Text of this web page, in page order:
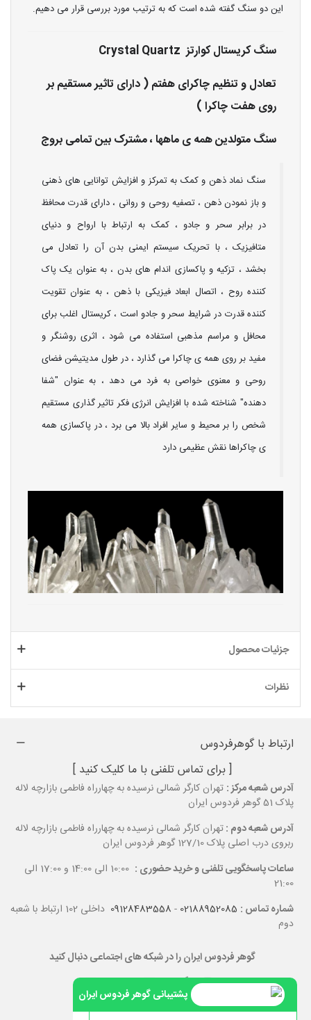
این دو سنگ گفته شده است که به ترتیب مورد بررسی قرار می دهیم.
سنگ کریستال کوارتز Crystal Quartz
تعادل و تنظیم چاکرای هفتم ( دارای تاثیر مستقیم بر
روی هفت چاکرا )
سنگ متولدین همه ی ماهها ، مشترک بین تمامی بروج
سنگ نماد ذهن و کمک به تمرکز و افزایش توانایی های ذهنی
و باز نمودن ذهن ، تصفیه روحی و روانی ، دارای قدرت محافظ
در برابر سحر و جادو ، کمک به ارتباط با ارواح و دنیای
متافیزیک ، با تحریک سیستم ایمنی بدن آن را تعادل می
بخشد ، تزکیه و پاکسازی اندام های بدن ، به عنوان یک پاک
کننده روح ، اتصال ابعاد فیزیکی با ذهن ، به عنوان تقویت
کننده قدرت در شرایط سحر و جادو است ، کریستال اغلب برای
محافل و مراسم مذهبی استفاده می شود ، اثری روشنگر و
مفید بر روی همه ی چاکرا می گذارد ، در طول مدیتیشن فضای
روحی و معنوی خواصی به فرد می دهد ، به عنوان "شفا
دهنده" شناخته شده با افزایش انرژی فکر تاثیر گذاری مستقیم
شخص را بر محیط و سایر افراد بالا می برد ، در پاکسازی همه
ی چاکراها نقش عظیمی دارد
جزئیات محصول
نظرات
ارتباط با گوهرفردوس
[ برای تماس تلفنی با ما کلیک کنید ]
آدرس شعبه مرکز : تهران کارگر شمالی نرسیده به چهارراه فاطمی بازارچه لاله
پلاک 51 گوهر فردوس ایران
آدرس شعبه دوم :تهران کارگر شمالی نرسیده به چهارراه فاطمی بازارچه لاله
ربروی درب اصلی پلاک 127/10 گوهر فردوس ایران
ساعات پاسخگویی تلفنی و خرید حضوری :
10:00 الی 14:00 و 17:00 الی
21:00
شماره تماس : 02188952085
-
09128483558
داخلی 102 ارتباط با شعبه
دوم
گوهر فردوس ایران را در شبکه های اجتماعی دنبال کنید
پشتیبانی گوهر فردوس ایران